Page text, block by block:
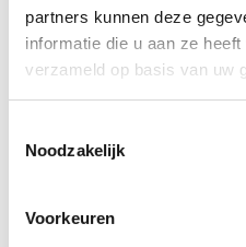
partners kunnen deze
informatie die u aan ze
verzameld op basis van uw
Noodzakelijk
Voorkeuren
Liever
Sharon ?
Mail: info@dim-sum.nl